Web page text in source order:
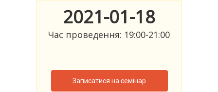
2021-01-18
Час проведення: 19:00-21:00
Записатися на семінар